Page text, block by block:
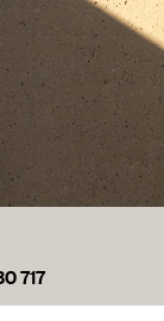
717